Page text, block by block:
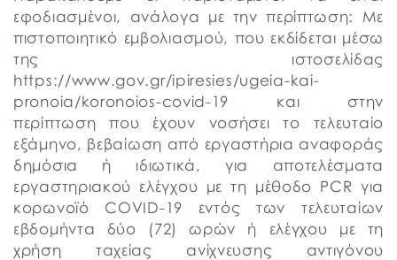
εφοδιασμένοι, ανάλογα με την περίπτωση: Με
πιστοποιητικό εμβολιασμού, που εκδίδεται μέσω
της ιστοσελίδας
https://www.gov.gr/ipiresies/ugeia-kai-
pronoia/koronoios-covid-19 και στην
περίπτωση που έχουν νοσήσει το τελευταίο
εξάμηνο, βεβαίωση από εργαστήρια αναφοράς
δημόσια ή ιδιωτικά, για αποτελέσματα
εργαστηριακού ελέγχου με τη μέθοδο PCR για
κορωνοϊό COVID-19 εντός των τελευταίων
εβδομήντα δύο (72) ωρών ή ελέγχου με τη
χρήση ταχείας ανίχνευσης αντιγόνου